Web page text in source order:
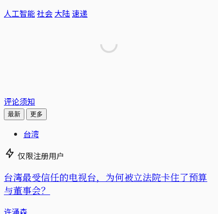
人工智能社会 大陆 速递
评论须知
最新 更多
台湾
仅限注册用户
台湾最受信任的电视台，为何被立法院卡住了预算
与董事会？
许涌森